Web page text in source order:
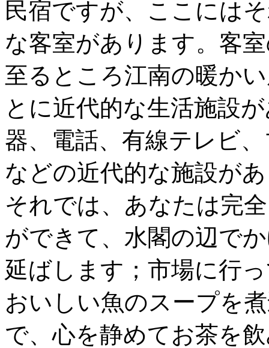
民宿ですが、ここには
な客室があります。客
至るところ江南の暖か
とに近代的な生活施設
器、電話、有線テレビ
などの近代的な施設が
それでは、あなたは完
ができて、水閣の辺で
延ばします；市場に行
おいしい魚のスープを
で、心を静めてお茶を